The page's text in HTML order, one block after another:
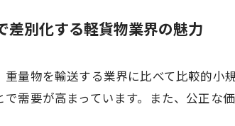
差別化する軽貨物業界の魅力
重量物を輸送する業界に比べて比較的小
で需要が高まっています。また、公正な